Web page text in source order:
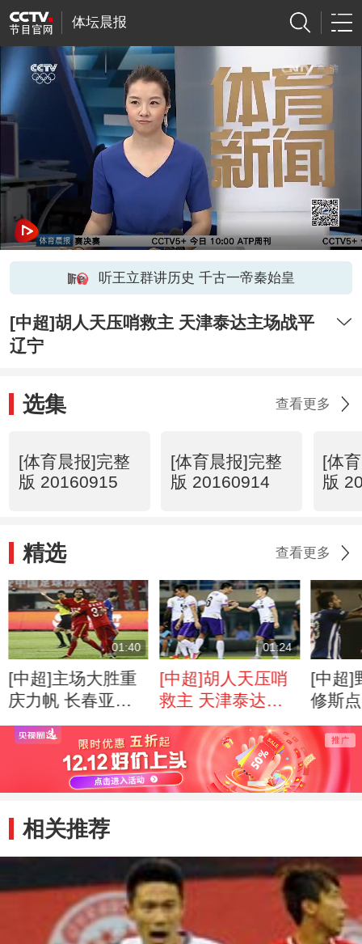
体坛晨报
听王立群讲历史 千古一帝秦始皇
[中超]胡人天压哨救主 天津泰达主场战平
辽宁
选集 查看更多
[体育晨报]完整
版 20160915
[体育晨报]完整
版 20160914
[体
版
精选 查看更多
01:40
[中超]主场大胜重
庆力帆 长春亚泰
结束四连败
01:24
[中超]胡人天压哨
救主 天津泰达主
场战平辽宁
[中超]
修斯
昌主
相关推荐